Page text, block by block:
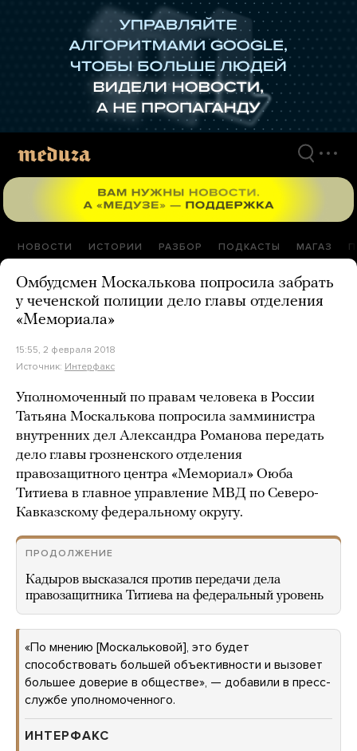
НОВОСТИ ИСТОРИИ РАЗБОР ПОДКАСТЫ МАГАЗ
Омбудсмен Москалькова попросила забрать
у чеченской полиции дело главы отделения
«Мемориала»
15:55, 2 февраля 2018
Источник: Интерфакс
Уполномоченный по правам человека в России
Татьяна Москалькова попросила замминистра
внутренних дел Александра Романова передать
дело главы грозненского отделения
правозащитного центра «Мемориал» Оюба
Титиева в главное управление МВД по Северо-
Кавказскому федеральному округу.
ПРОДОЛЖЕНИЕ
Кадыров высказался против передачи дела
правозащитника Титиева на федеральный уровень
«По мнению [Москальковой], это будет
способствовать большей объективности и вызовет
большее доверие в обществе», — добавили в пресс-
службе уполномоченного.
ИНТЕРФАКС